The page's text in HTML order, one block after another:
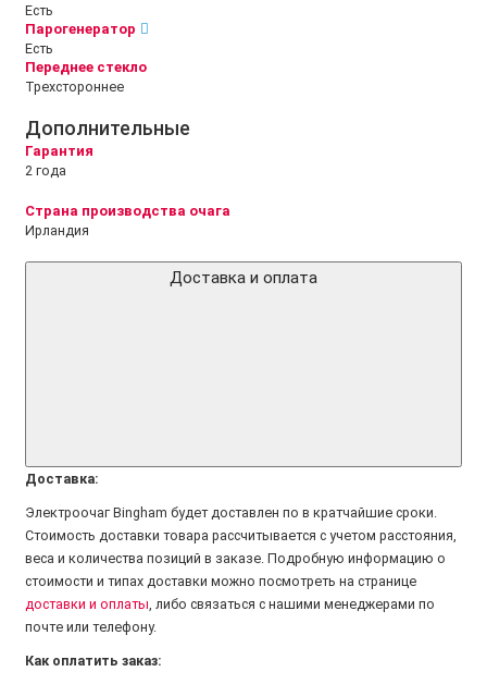
Есть
Парогенератор
Есть
Переднее стекло
Трехстороннее
Дополнительные
Гарантия
2 года
Страна производства очага
Ирландия
Доставка и оплата
Доставка:
Электроочаг Bingham будет доставлен по в кратчайшие сроки.
Стоимость доставки товара рассчитывается с учетом расстояния,
веса и количества позиций в заказе. Подробную информацию о
стоимости и типах доставки можно посмотреть на странице
доставки и оплаты , либо связаться с нашими менеджерами по
почте или телефону.
Как оплатить заказ: